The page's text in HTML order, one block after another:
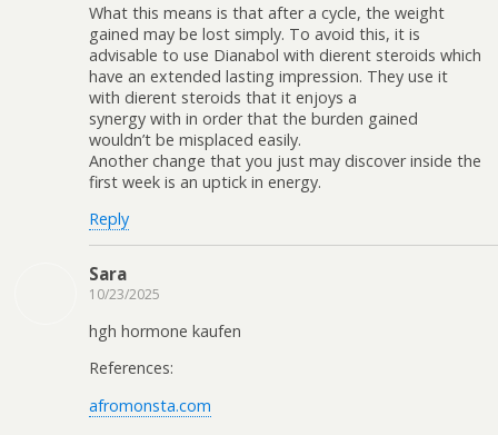
What this means is that after a cycle, the weight
gained may be lost simply. To avoid this, it is
advisable to use Dianabol with different steroids which
have an extended lasting impression. They use it
with different steroids that it enjoys a
synergy with in order that the burden gained
wouldn’t be misplaced easily.
Another change that you just may discover inside the
first week is an uptick in energy.
Reply
Sara
10/23/2025
hgh hormone kaufen
References:
afromonsta.com